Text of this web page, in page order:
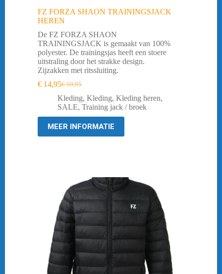
FZ FORZA SHAON TRAININGSJACK
HEREN
De FZ FORZA SHAON
TRAININGSJACK is gemaakt van 100%
polyester. De trainingsjas heeft een stoere
uitstraling door het strakke design.
Zijzakken met ritssluiting.
€59,95
Oorspronkelijke
prijs
was:
€ 59,95.
€ 14,95Huidige
prijs
is:
€ 14,95.
Kleding, Kleding, Kleding heren,
SALE, Training jack / broek
MEER INFORMATIE